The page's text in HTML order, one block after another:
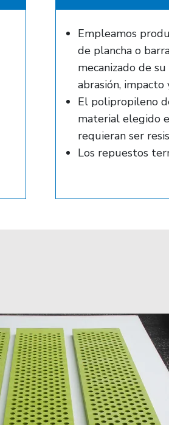
Empleamos
de plancha o
mecanizado de
abrasión,
El polipropileno
material elegido
requieran ser
Los repuestos